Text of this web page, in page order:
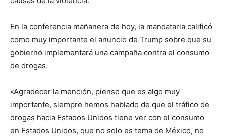
En la conferencia mañanera de hoy, la mandataria calificó
como muy importante el anuncio de Trump sobre que su
gobierno implementará una campaña contra el consumo
de drogas.
«Agradecer la mención, pienso que es algo muy
importante, siempre hemos hablado de que el tráfico de
drogas hacia Estados Unidos tiene ver con el consumo
en Estados Unidos, que no solo es tema de México, no